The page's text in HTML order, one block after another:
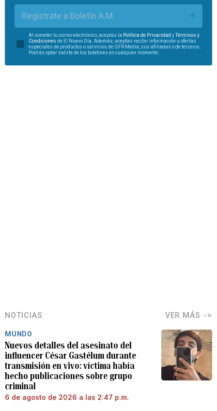
Regístrate a Boletín A.M.
Al someter tu correo electrónico, aceptas la Política de Privacidad yTérminos y
Condiciones de El Nuevo Día. Además, aceptas recibir información u ofertas
especiales de productos o servicios de GFR Media, sus afiliadas o de terceros.
Podrás optar salirte de los boletines en cualquier momento.
NOTICIAS VER MÁS
MUNDO
Nuevos detalles del asesinato del
influencer César Gastélum durante
transmisión en vivo: víctima había
hecho publicaciones sobre grupo
criminal
6 de agosto de 2026 a las 2:47 p.m.